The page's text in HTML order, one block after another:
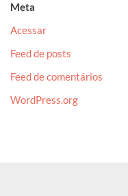
Meta
Acessar
Feed de posts
Feed de comentários
WordPress.org